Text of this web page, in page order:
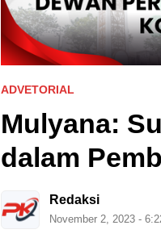
ADVETORIAL
Mulyana:
dalam
Redaksi
November 2, 2023 -